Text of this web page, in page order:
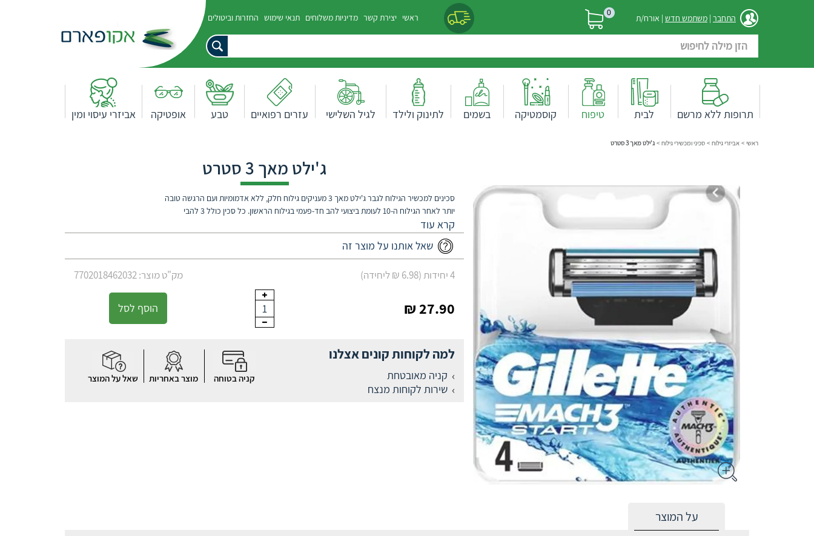
התחבר | משתמש חדש | אורח/ת 0 ראשי יצירת קשר מדיניות משלוחים תנאי שימוש החזרות וביטולים
תרופות ללא מרשם לבית טיפוח קוסמטיקה בשמים לתינוק ולילד לגיל השלישי עזרים רפואיים טבע אופטיקה אביזרי עיסוי ומין
ראשי > אביזרי גילוח > סכיני ומכשירי גילוח > ג'ילט מאך 3 סטרט
ג'ילט מאך 3 סטרט
סכינים למכשיר הגילוח לגבר ג'ילט מאך 3 מעניקים גילוח חלק, ללא אדמומיות ועם הרגשה טובה
יותר לאחר הגילוח ה-10 לעומת ביצועי להב חד-פעמי בגילוח הראשון. כל סכין כולל 3 להבי
ה-Skin Guard המתקדמים מותחים את העור כדי להכין את הזיפים לחיתוך. גילוח חלק יותר, ללא
גירוי מתאים לכל מכשיר גילוח מסוג מאך 3 *המוצר אינו מכיל ידית אלא רק את הסכינים
שאל אותנו על מוצר זה
4 יחידות (6.98 ₪ ליחידה) מק"ט מוצר: 7702018462032
27.90 ₪
1 הוסף לסל
למה לקוחות קונים אצלנו
קניה מאובטחת
שירות לקוחות מנצח
קניה בטוחה מוצר באחריות שאל על המוצר
על המוצר